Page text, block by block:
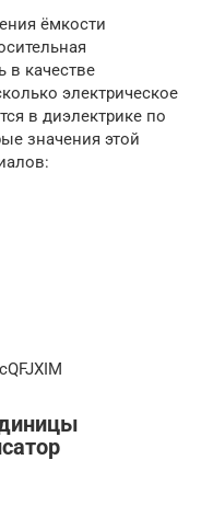
ёмкости
в качестве
электрическое
в диэлектрике по
значения этой